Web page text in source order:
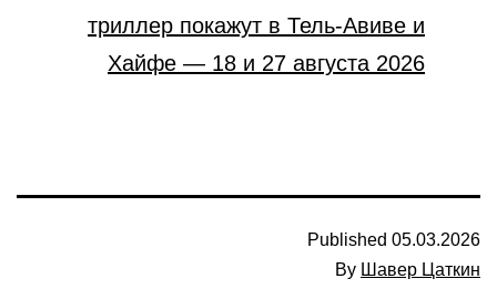
триллер покажут в Тель-Авиве и
Хайфе — 18 и 27 августа 2026
Published 05.03.2026
By Шавер Цаткин